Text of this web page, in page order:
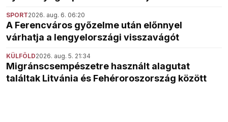
SPORT2026. aug. 6. 06:20
A Ferencváros győzelme után előnnyel
várhatja a lengyelországi visszavágót
KÜLFÖLD2026. aug. 5. 21:34
Migránscsempészetre használt alagutat
találtak Litvánia és Fehéroroszország között